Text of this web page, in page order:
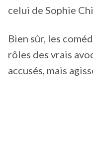
celui de Sophie
Bien sûr, les
rôles des vrais
accusés, mais